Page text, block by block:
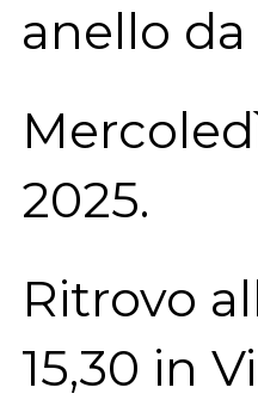
anello da
2025.
Ritrovo
15,30 in